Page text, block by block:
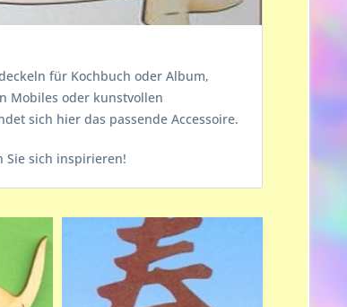
für Kochbuch oder Album,
Mobiles oder kunstvollen
sich hier das passende Accessoire.
Sie sich inspirieren!